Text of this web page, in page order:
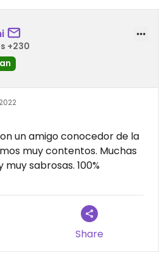
+230
un amigo conocedor de la
muy contentos. Muchas
sabrosas. 100%
Share